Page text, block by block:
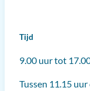
Tijd
9.00 uur tot
Tussen 11.15